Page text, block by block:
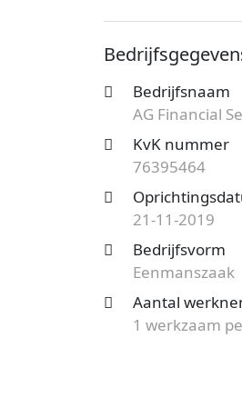
mogelijkheden?
het aanbod en
Bedrijfsnaam
AG Financial
KvK nummer
76395464
21-11-2019
Bedrijfsvorm
Eenmanszaak
Aantal
1 werkzaam